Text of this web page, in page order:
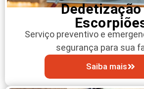
Serviço preventivo e
segurança para sua
Saiba mais